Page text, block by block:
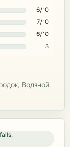
6/10
7/10
6/10
3
Водяной